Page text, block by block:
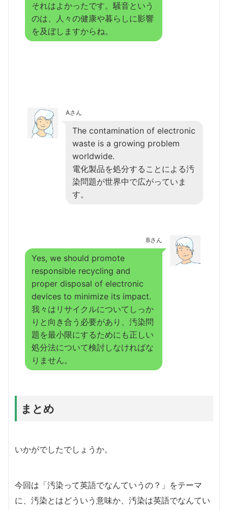
それはよかったです。騒音という
のは、人々の健康や暮らしに影響
を及ぼしますからね。
Aさん
The contamination of electronic
waste is a growing problem
worldwide.
電化製品を処分することによる汚
染問題が世界中で広がっていま
す。
Bさん
Yes, we should promote
responsible recycling and
proper disposal of electronic
devices to minimize its impact.
我々はリサイクルについてしっか
りと向き合う必要があり、汚染問
題を最小限にするためにも正しい
処分法について検討しなければな
りません。
まとめ
いかがでしたでしょうか。
今回は「汚染って英語でなんていうの？」をテーマ
に、汚染とはどういう意味か、汚染は英語でなんてい